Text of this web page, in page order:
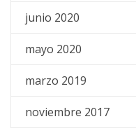
junio 2020
mayo 2020
marzo 2019
noviembre 2017